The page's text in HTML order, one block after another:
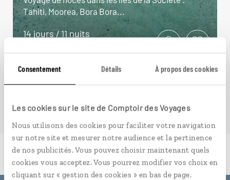
Consentement Détails À propos des cookies
Les cookies sur le site de Comptoir des Voyages
Nous utilisons des cookies pour faciliter votre navigation
sur notre site et mesurer notre audience et la pertinence
de nos publicités. Vous pouvez choisir maintenant quels
cookies vous acceptez. Vous pourrez modifier vos choix en
cliquant sur « gestion des cookies » en bas de page.
Tahiti, Moorea, Bora Bora...
14 jours / 11 nuits